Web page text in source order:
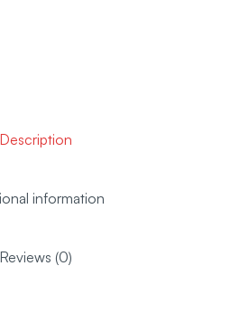
Description
information
Reviews (0)